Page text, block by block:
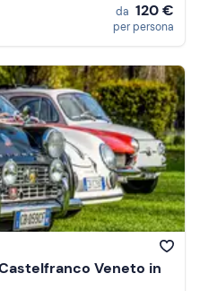
da 120 €
per persona
Veneto in